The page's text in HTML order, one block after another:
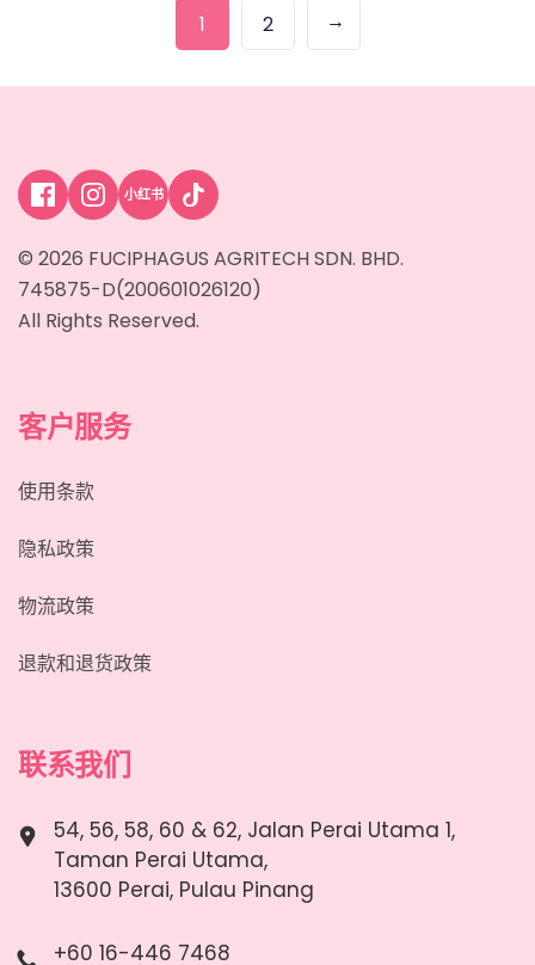
1 2 →
小红书
© 2026 FUCIPHAGUS AGRITECH SDN. BHD.
745875-D(200601026120)
All Rights Reserved.
客户服务
使用条款
隐私政策
物流政策
退款和退货政策
联系我们
54, 56, 58, 60 & 62, Jalan Perai Utama 1,
Taman Perai Utama,
13600 Perai, Pulau Pinang
+60 16-446 7468